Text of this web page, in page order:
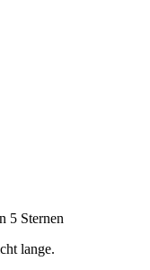
5 Sternen
lange.